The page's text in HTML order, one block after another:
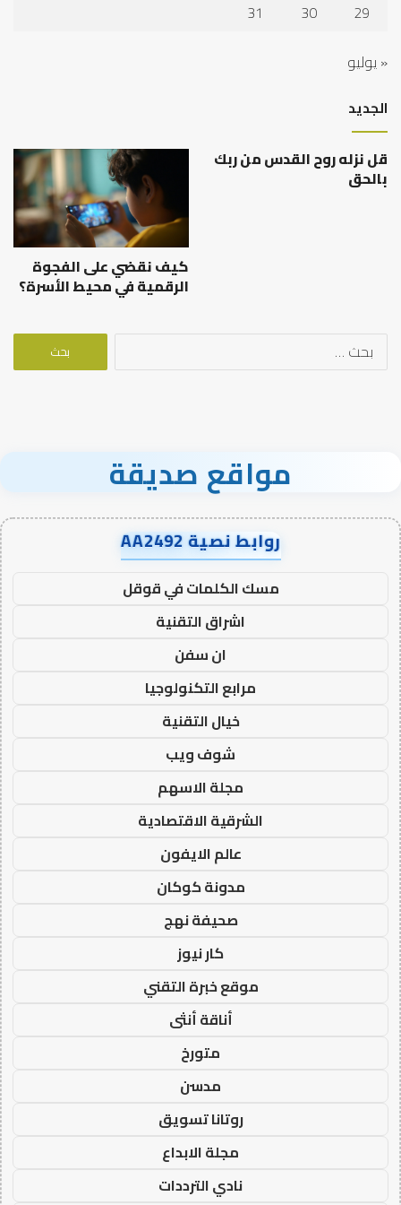
29
30
31
« يوليو
الجديد
قل نزله روح القدس من ربك
بالحق
كيف نقضي على الفجوة
الرقمية في محيط الأسرة؟
البحث
مواقع صديقة
روابط نصية AA2492
مسك الكلمات في قوقل
اشراق التقنية
ان سفن
مرابع التكنولوجيا
خيال التقنية
شوف ويب
مجلة الاسهم
الشرقية الاقتصادية
عالم الايفون
مدونة كوكان
صحيفة نهج
كار نيوز
موقع خبرة التقني
أناقة أنثى
متورخ
مدسن
روتانا تسويق
مجلة الابداع
نادي الترددات